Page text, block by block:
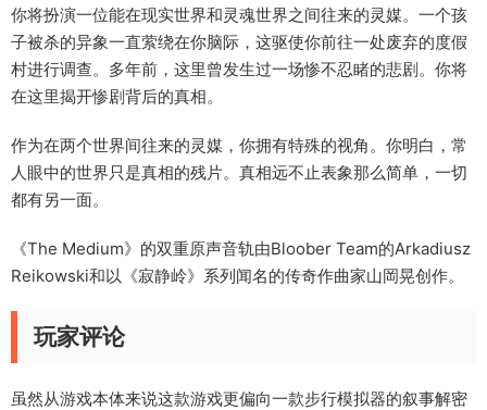
你将扮演一位能在现实世界和灵魂世界之间往来的灵媒。一个孩
子被杀的异象一直萦绕在你脑际，这驱使你前往一处废弃的度假
村进行调查。多年前，这里曾发生过一场惨不忍睹的悲剧。你将
在这里揭开惨剧背后的真相。
作为在两个世界间往来的灵媒，你拥有特殊的视角。你明白，常
人眼中的世界只是真相的残片。真相远不止表象那么简单，一切
都有另一面。
《The Medium》的双重原声音轨由Bloober Team的Arkadiusz
Reikowski和以《寂静岭》系列闻名的传奇作曲家山岡晃创作。
玩家评论
虽然从游戏本体来说这款游戏更偏向一款步行模拟器的叙事解密